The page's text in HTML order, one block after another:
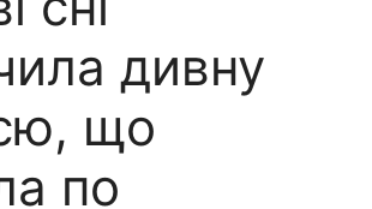
дивну
що
по